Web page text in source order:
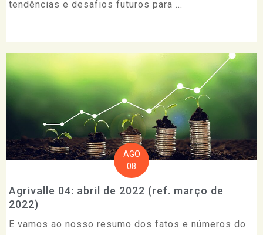
tendências e desafios futuros para ...
AGO
08
Agrivalle 04: abril de 2022 (ref. março de
2022)
E vamos ao nosso resumo dos fatos e números do